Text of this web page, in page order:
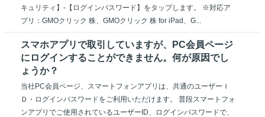
キュリティ】-【ログインパスワード】をタップします。 ※対応ア
プリ：GMOクリック 株、GMOクリック 株 for iPad、G...
スマホアプリで取引していますが、PC会員ページ
にログインすることができません。何が原因でし
ょうか？
当社PC会員ページ、スマートフォンアプリは、共通のユーザーＩ
Ｄ・ログインパスワードをご利用いただけます。 普段スマートフォ
ンアプリでご使用されているユーザーID、ログインパスワードで、